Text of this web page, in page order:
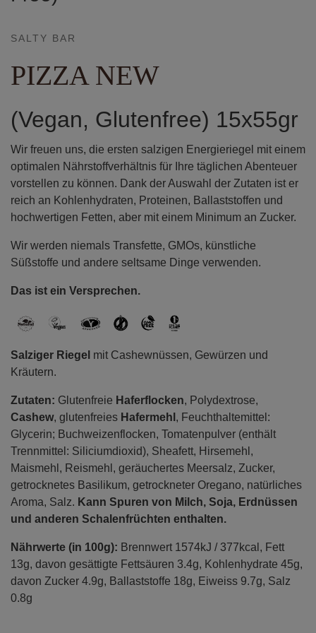
SALTY BAR
PIZZA NEW
(Vegan, Glutenfree) 15x55gr
Wir freuen uns, die ersten salzigen Energieriegel mit einem
optimalen Nährstoffverhältnis für Ihre täglichen Abenteuer
vorstellen zu können. Dank der Auswahl der Zutaten ist er
reich an Kohlenhydraten, Proteinen, Ballaststoffen und
hochwertigen Fetten, aber mit einem Minimum an Zucker.
Wir werden niemals Transfette, GMOs, künstliche
Süßstoffe und andere seltsame Dinge verwenden.
Das ist ein Versprechen.
Salziger Riegel mit Cashewnüssen, Gewürzen und
Kräutern.
Zutaten: Glutenfreie Haferflocken, Polydextrose,
Cashew, glutenfreies Hafermehl , Feuchthaltemittel:
Glycerin; Buchweizenflocken, Tomatenpulver (enthält
Trennmittel: Siliciumdioxid), Sheafett, Hirsemehl,
Maismehl, Reismehl, geräuchertes Meersalz, Zucker,
getrocknetes Basilikum, getrockneter Oregano, natürliches
Aroma, Salz. Kann Spuren von Milch, Soja, Erdnüssen
und anderen Schalenfrüchten enthalten.
Nährwerte (in 100g): Brennwert 1574kJ / 377kcal, Fett
13g, davon gesättigte Fettsäuren 3.4g, Kohlenhydrate 45g,
davon Zucker 4.9g, Ballaststoffe 18g, Eiweiss 9.7g, Salz
0.8g